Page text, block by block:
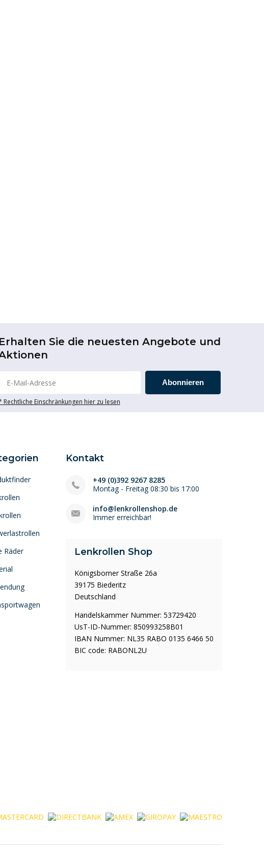
Erhalten Sie die neuesten Angebote und
Abonnieren
Rechtliche Einschränkungen hier zu lesen
Räder
Kontakt
+49 (0)392 9267 8285
Montag - Freitag 08:30 bis 17:00
info@lenkrollenshop.de
Immer erreichbar!
Lenkrollen Shop
Königsborner Straße 26a
39175 Biederitz
Deutschland
Handelskammer Nummer: 53729420
UsT-ID-Nummer: 850993258B01
IBAN Nummer: NL35 RABO 0135 6466 50
BIC code: RABONL2U